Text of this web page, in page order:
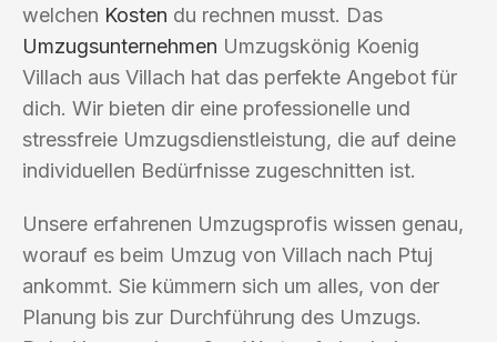
welchen Kosten du rechnen musst. Das
Umzugsunternehmen Umzugskönig Koenig
Villach aus Villach hat das perfekte Angebot für
dich. Wir bieten dir eine professionelle und
stressfreie Umzugsdienstleistung, die auf deine
individuellen Bedürfnisse zugeschnitten ist.
Unsere erfahrenen Umzugsprofis wissen genau,
worauf es beim Umzug von Villach nach Ptuj
ankommt. Sie kümmern sich um alles, von der
Planung bis zur Durchführung des Umzugs.